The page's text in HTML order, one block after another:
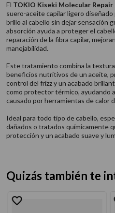
El TOKIO Kiseki Molecular
suero-aceite capilar ligero
brillo al cabello sin dejar sensación
absorción ayuda a proteger el
reparación de la fibra capilar,
manejabilidad.
Este tratamiento combina la
beneficios nutritivos de un aceite,
control del frizz y un acabado
como protector térmico, ayudando
causado por herramientas de calor
Ideal para todo tipo de cabello,
dañados o tratados químicamente
protección y un acabado suave y
Quizás también te